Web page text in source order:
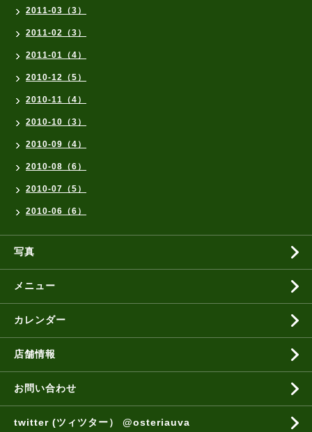
2011-03（3）
2011-02（3）
2011-01（4）
2010-12（5）
2010-11（4）
2010-10（3）
2010-09（4）
2010-08（6）
2010-07（5）
2010-06（6）
写真
メニュー
カレンダー
店舗情報
お問い合わせ
twitter (ツィツター） @osteriauva